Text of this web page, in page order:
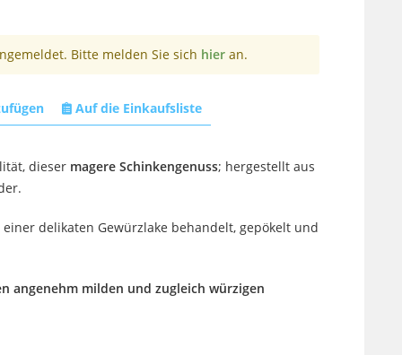
Bitte melden Sie sich hier an.
Auf die Einkaufsliste
dieser magere Schinkengenuss; hergestellt aus
delikaten Gewürzlake behandelt, gepökelt und
angenehm milden und zugleich würzigen